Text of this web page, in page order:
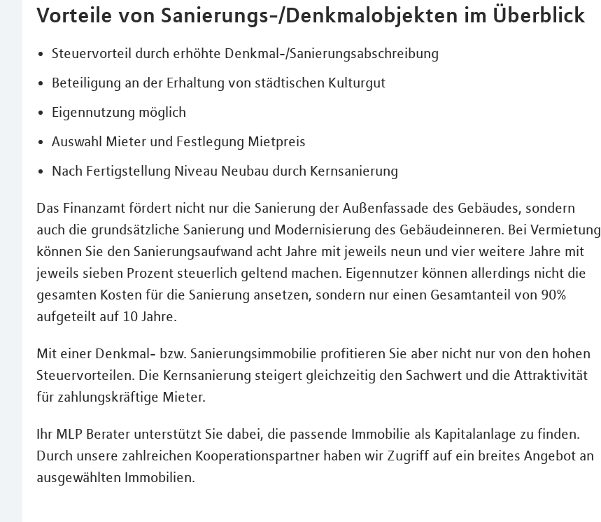
Vorteile von Sanierungs-/Denkmalobjekten im Überblick
Steuervorteil durch erhöhte Denkmal-/Sanierungsabschreibung
Beteiligung an der Erhaltung von städtischen Kulturgut
Eigennutzung möglich
Auswahl Mieter und Festlegung Mietpreis
Nach Fertigstellung Niveau Neubau durch Kernsanierung
Das Finanzamt fördert nicht nur die Sanierung der Außenfassade des Gebäudes, sondern
auch die grundsätzliche Sanierung und Modernisierung des Gebäudeinneren. Bei Vermietung
können Sie den Sanierungsaufwand acht Jahre mit jeweils neun und vier weitere Jahre mit
jeweils sieben Prozent steuerlich geltend machen. Eigennutzer können allerdings nicht die
gesamten Kosten für die Sanierung ansetzen, sondern nur einen Gesamtanteil von 90%
aufgeteilt auf 10 Jahre.
Mit einer Denkmal- bzw. Sanierungsimmobilie profitieren Sie aber nicht nur von den hohen
Steuervorteilen. Die Kernsanierung steigert gleichzeitig den Sachwert und die Attraktivität
für zahlungskräftige Mieter.
Ihr MLP Berater unterstützt Sie dabei, die passende Immobilie als Kapitalanlage zu finden.
Durch unsere zahlreichen Kooperationspartner haben wir Zugriff auf ein breites Angebot an
ausgewählten Immobilien.